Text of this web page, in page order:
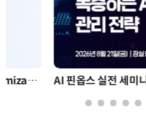
AI 핀옵스 실전 세미나: 폭증하